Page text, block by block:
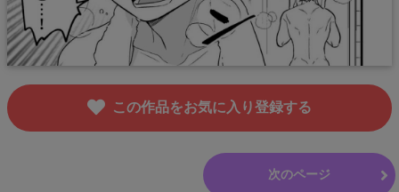
この作品をお気に入り登録する
次のページ